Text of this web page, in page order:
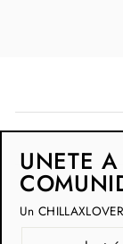
UNETE
Un